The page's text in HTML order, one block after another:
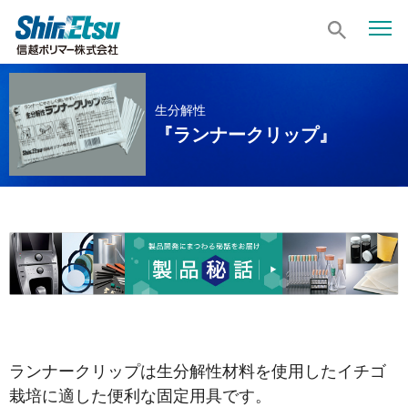
生分解性
『ランナークリップ』
ランナークリップは生分解性材料を使用したイチゴ
栽培に適した便利な固定用具です。